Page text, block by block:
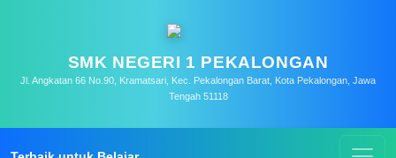
SMK NEGERI 1 PEKALONGAN
Jl. Angkatan 66 No.90, Kramatsari, Kec. Pekalongan Barat, Kota Pekalongan, Jawa
Tengah 51118